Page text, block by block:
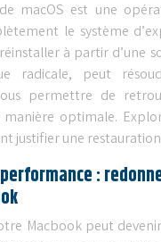
macOS est une
le système
à partir d’une
radicale, peut
permettre de
optimale.
justifier une
:
Macbook peut